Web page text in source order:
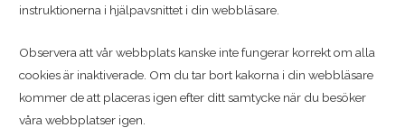
instruktionerna i hjälpavsnittet i din webbläsare.
Observera att vår webbplats kanske inte fungerar korrekt om alla
cookies är inaktiverade. Om du tar bort kakorna i din webbläsare
kommer de att placeras igen efter ditt samtycke när du besöker
våra webbplatser igen.